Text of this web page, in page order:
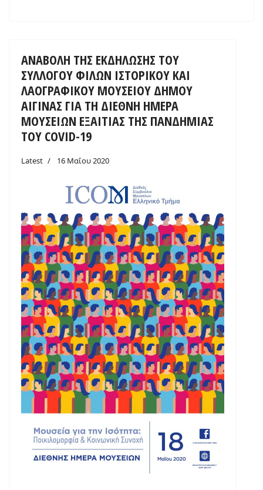
ΑΝΑΒΟΛΗ ΤΗΣ ΕΚΔΗΛΩΣΗΣ ΤΟΥ
ΣΥΛΛΟΓΟΥ ΦΙΛΩΝ ΙΣΤΟΡΙΚΟΥ ΚΑΙ
ΛΑΟΓΡΑΦΙΚΟΥ ΜΟΥΣΕΙΟΥ ΔΗΜΟΥ
ΑΙΓΙΝΑΣ ΓΙΑ ΤΗ ΔΙΕΘΝΗ ΗΜΕΡΑ
ΜΟΥΣΕΙΩΝ ΕΞΑΙΤΙΑΣ ΤΗΣ ΠΑΝΔΗΜΙΑΣ
ΤΟΥ COVID-19
Latest 16 Μαΐου 2020